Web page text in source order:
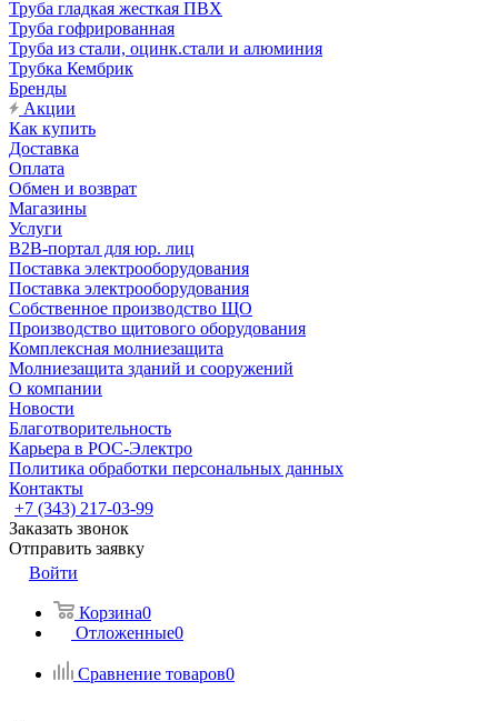
Труба гладкая жесткая ПВХ
Труба гофрированная
Труба из стали, оцинк.стали и алюминия
Трубка Кембрик
Бренды
Акции
Как купить
Доставка
Оплата
Обмен и возврат
Магазины
Услуги
B2B-портал для юр. лиц
Поставка электрооборудования
Поставка электрооборудования
Собственное производство ЩО
Производство щитового оборудования
Комплексная молниезащита
Молниезащита зданий и сооружений
О компании
Новости
Благотворительность
Карьера в РОС-Электро
Политика обработки персональных данных
Контакты
+7 (343) 217-03-99
Заказать звонок
Отправить заявку
Войти
Корзина0
Отложенные0
Сравнение товаров0